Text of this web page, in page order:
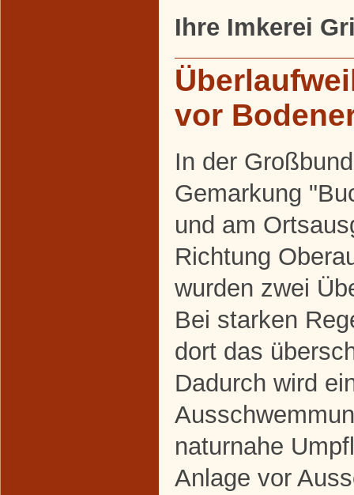
Ihre Imkerei
vor
In der
Gemarkung
und am
Richtung
wurden zwei
Bei starken
dort das
Dadurch wird
naturnahe
Anlage vor